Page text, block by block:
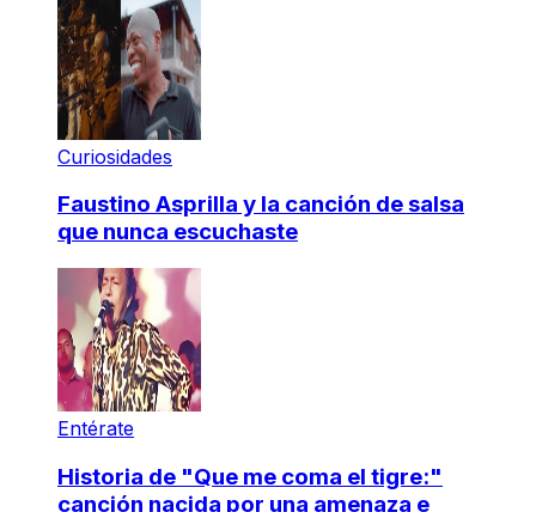
Curiosidades
Faustino Asprilla y la canción de salsa
que nunca escuchaste
Entérate
Historia de "Que me coma el tigre:"
canción nacida por una amenaza e